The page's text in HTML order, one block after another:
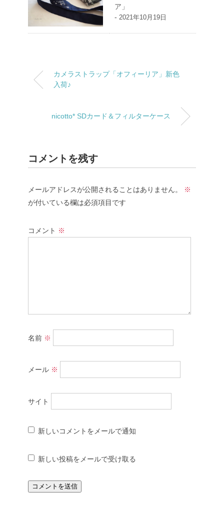
ア」
- 2021年10月19日
カメラストラップ「オフィーリア」新色
入荷♪
nicotto* SDカード＆フィルターケース
コメントを残す
メールアドレスが公開されることはありません。
※
が付いている欄は必須項目です
コメント ※
名前 ※
メール ※
サイト
新しいコメントをメールで通知
新しい投稿をメールで受け取る